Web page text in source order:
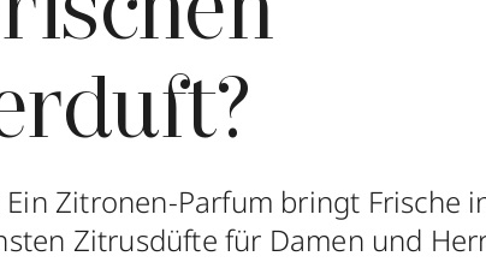
Zitronen-Parfum bringt Frische
Zitrusdüfte für Damen und